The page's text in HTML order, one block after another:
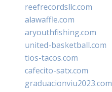
reefrecordsllc.com
alawaffle.com
aryouthfishing.com
united-basketball.com
tios-tacos.com
cafecito-satx.com
graduacionviu2023.com